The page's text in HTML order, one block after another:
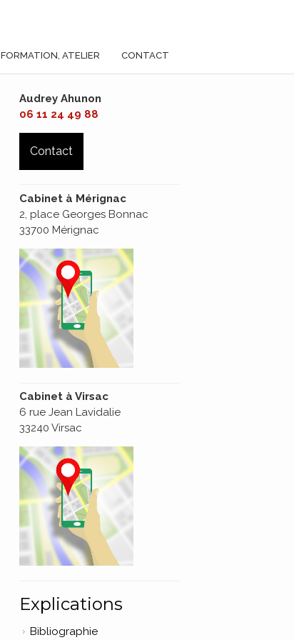
FORMATION, ATELIER CONTACT
Audrey Ahunon
06 11 24 49 88
Contact
Cabinet à Mérignac
2, place Georges Bonnac
33700 Mérignac
Cabinet à Virsac
6 rue Jean Lavidalie
33240 Virsac
Explications
Bibliographie